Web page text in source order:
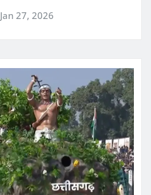
Jan 27, 2026